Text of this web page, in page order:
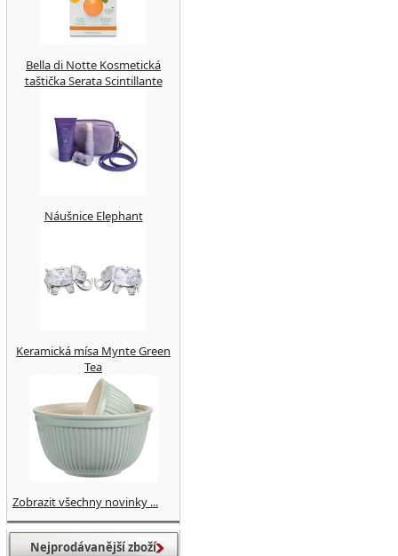
Bella di Notte Kosmetická
taštička Serata Scintillante
Náušnice Elephant
Keramická mísa Mynte Green
Tea
Zobrazit všechny novinky ...
Nejprodávanější zboží